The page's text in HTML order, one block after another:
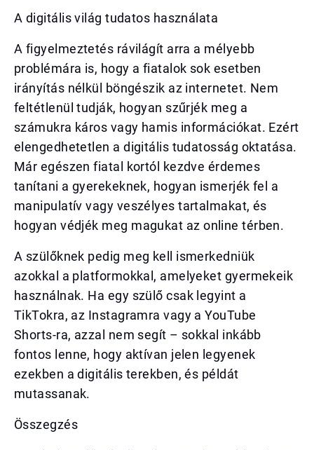
A digitális világ tudatos használata
A figyelmeztetés rávilágít arra a mélyebb
problémára is, hogy a fiatalok sok esetben
irányítás nélkül böngészik az internetet. Nem
feltétlenül tudják, hogyan szűrjék meg a
számukra káros vagy hamis információkat. Ezért
elengedhetetlen a digitális tudatosság oktatása.
Már egészen fiatal kortól kezdve érdemes
tanítani a gyerekeknek, hogyan ismerjék fel a
manipulatív vagy veszélyes tartalmakat, és
hogyan védjék meg magukat az online térben.
A szülőknek pedig meg kell ismerkedniük
azokkal a platformokkal, amelyeket gyermekeik
használnak. Ha egy szülő csak legyint a
TikTokra, az Instagramra vagy a YouTube
Shorts-ra, azzal nem segít – sokkal inkább
fontos lenne, hogy aktívan jelen legyenek
ezekben a digitális terekben, és példát
mutassanak.
Összegzés